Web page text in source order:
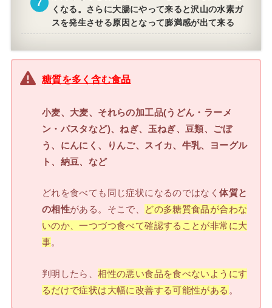
くなる。さらに大腸にやって来ると沢山の水素ガ
スを発生させる原因となって膨満感が出て来る
糖質を多く含む食品
小麦、大麦、それらの加工品(うどん・ラーメ
ン・パスタなど)、ねぎ、玉ねぎ、豆類、ごぼ
う、にんにく、りんご、スイカ、牛乳、ヨーグル
ト、納豆、など
どれを食べても同じ症状になるのではなく体質と
の相性がある。そこで、
どの多糖質食品が合わな
いのか、一つづつ食べて確認することが非常に大
事。
判明したら、相性の悪い食品を食べないようにす
るだけで症状は大幅に改善する可能性がある 。